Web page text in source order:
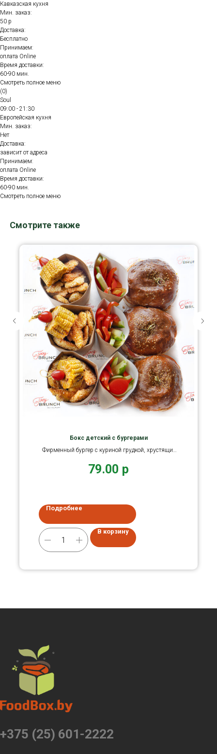
Кавказская кухня
Мин. заказ:
50 р
Доставка:
Бесплатно
Принимаем:
оплата Online
Время доставки:
60-90 мин.
Смотреть полное меню
(0)
Soul
09:00 - 21:30
Европейская кухня
Мин. заказ:
Нет
Доставка:
зависит от адреса
Принимаем:
оплата Online
Время доставки:
60-90 мин.
Смотреть полное меню
Смотрите также
Бокс детский с бургерами
Фирменный бургер с куриной грудкой, хрустящие
79.00 р
Подробнее
В корзину
+375 (25) 601-2222